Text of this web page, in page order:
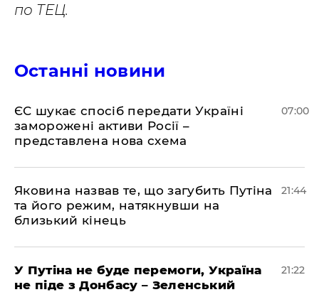
по ТЕЦ.
Останні новини
ЄС шукає спосіб передати Україні
заморожені активи Росії –
представлена ​​нова схема
07:00
Яковина назвав те, що загубить Путіна
та його режим, натякнувши на
близький кінець
21:44
У Путіна не буде перемоги, Україна
не піде з Донбасу – Зеленський
21:22